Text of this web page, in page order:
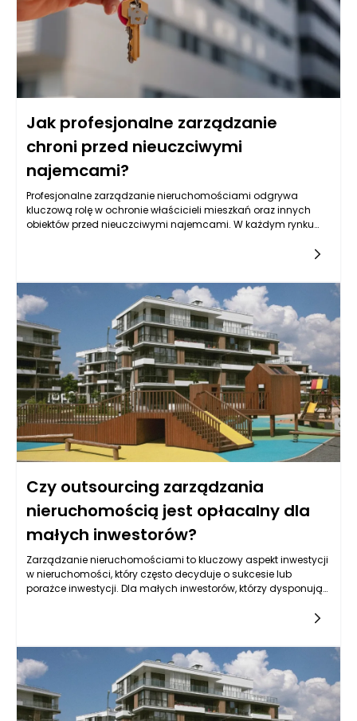
Jak profesjonalne zarządzanie
chroni przed nieuczciwymi
najemcami?
Profesjonalne zarządzanie nieruchomościami odgrywa
kluczową rolę w ochronie właścicieli mieszkań oraz innych
obiektów przed nieuczciwymi najemcami. W każdym rynku
mieszkań, domów jednorodzinnych czy lokali komercyjnych,
skuteczne zarządzanie nieruchomościami może znacząco
zminimalizować to ryzyko, zapewniając właścicielom większy
spokój ducha.
Czy outsourcing zarządzania
nieruchomością jest opłacalny dla
małych inwestorów?
Zarządzanie nieruchomościami to kluczowy aspekt inwestycji
w nieruchomości, który często decyduje o sukcesie lub
porażce inwestycji. Dla małych inwestorów, którzy dysponują
czy outsourcing zarządzania nieruchomościami jest
opłacalny dla małych inwestorów, zależy od wielu czynników,
takich jak skala inwestycji, doświadczenie właściciela, a także
sytuacja rynkowa.